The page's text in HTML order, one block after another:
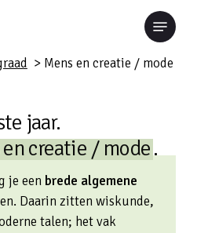
Menu
> Mens en creatie / mode
jaar.
en creatie / mode.
je een brede algemene
Daarin zitten wiskunde,
talen; het vak
Menu